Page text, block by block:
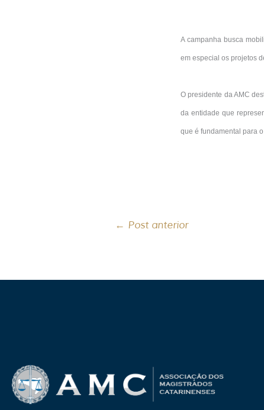
A campanha busca
em especial os projetos
O presidente da AMC
da entidade que
que é fundamental para
← Post anterior